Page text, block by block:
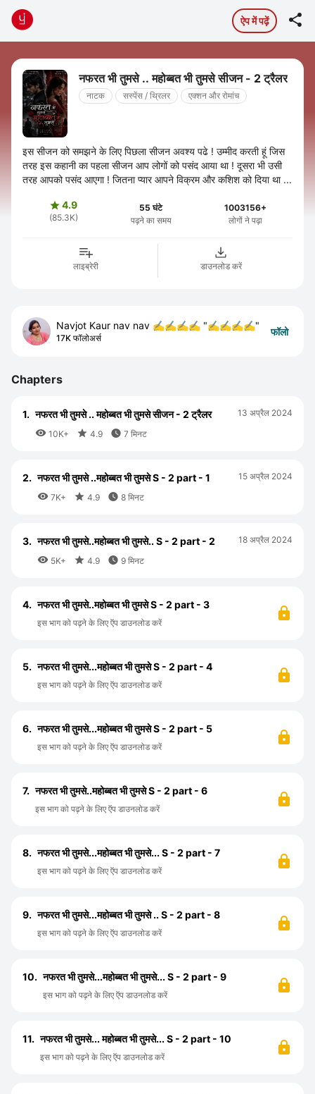
ऐप में पढ़ें 
नफरत भी तुमसे .. महोब्बत भी तुमसे सीजन - 2 ट्रैलर
नाटक सस्पेंस / थ्रिलर एक्शन और रोमांच
इस सीजन को समझने के लिए पिछला सीजन अवश्य पढे ! उम्मीद करती हूं जिस
तरह इस कहानी का पहला सीजन आप लोगों को पसंद आया था ! दूसरा भी उसी
तरह आपको पसंद आएगा ! जितना प्यार आपने विक्रम और कशिश को दिया था ...
4.9
(85.3K)
55 घंटे
पढ़ने का समय
1003156+
लोगों ने पढ़ा
लाइब्रेरी डाउनलोड करें
Navjot Kaur nav nav ✍️✍️✍️✍️ "✍️✍️✍️✍️"
17K फॉलोअर्स
फॉलो
Chapters
1. नफरत भी तुमसे .. महोब्बत भी तुमसे सीजन - 2 ट्रैलर
 10K+  4.9  7 मिनट
13 अप्रैल 2024
2. नफरत भी तुमसे ..महोब्बत भी तुमसे S - 2 part - 1
 7K+  4.9  8 मिनट
15 अप्रैल 2024
3. नफरत भी तुमसे..महोब्बत भी तुमसे.. S - 2 part - 2
 5K+  4.9  9 मिनट
18 अप्रैल 2024
4. नफरत भी तुमसे..महोब्बत भी तुमसे S - 2 part - 3
इस भाग को पढ़ने के लिए ऍप डाउनलोड करें
5. नफरत भी तुमसे...महोब्बत भी तुमसे S - 2 part - 4
इस भाग को पढ़ने के लिए ऍप डाउनलोड करें
6. नफरत भी तुमसे...महोब्बत भी तुमसे S - 2 part - 5
इस भाग को पढ़ने के लिए ऍप डाउनलोड करें
7. नफरत भी तुमसे..महोब्बत भी तुमसे S - 2 part - 6
इस भाग को पढ़ने के लिए ऍप डाउनलोड करें
8. नफरत भी तुमसे...महोब्बत भी तुमसे... S - 2 part - 7
इस भाग को पढ़ने के लिए ऍप डाउनलोड करें
9. नफरत भी तुमसे...महोब्बत भी तुमसे .. S - 2 part - 8
इस भाग को पढ़ने के लिए ऍप डाउनलोड करें
10. नफरत भी तुमसे...महोब्बत भी तुमसे... S - 2 part - 9
इस भाग को पढ़ने के लिए ऍप डाउनलोड करें
11. नफरत भी तुमसे... महोब्बत भी तुमसे... S - 2 part - 10
इस भाग को पढ़ने के लिए ऍप डाउनलोड करें